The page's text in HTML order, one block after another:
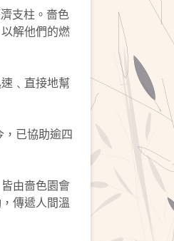
支柱。嗇色
解他們的燃
﹑直接地幫
已協助逾四
由嗇色園會
傳遞人間溫